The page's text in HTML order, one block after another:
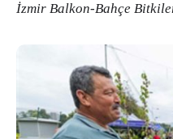
İzmir Balkon-Bahçe